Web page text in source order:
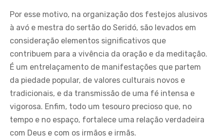
Por esse motivo, na organização dos festejos alusivos
à avó e mestra do sertão do Seridó, são levados em
consideração elementos significativos que
contribuem para a vivência da oração e da meditação.
É um entrelaçamento de manifestações que partem
da piedade popular, de valores culturais novos e
tradicionais, e da transmissão de uma fé intensa e
vigorosa. Enfim, todo um tesouro precioso que, no
tempo e no espaço, fortalece uma relação verdadeira
com Deus e com os irmãos e irmãs.